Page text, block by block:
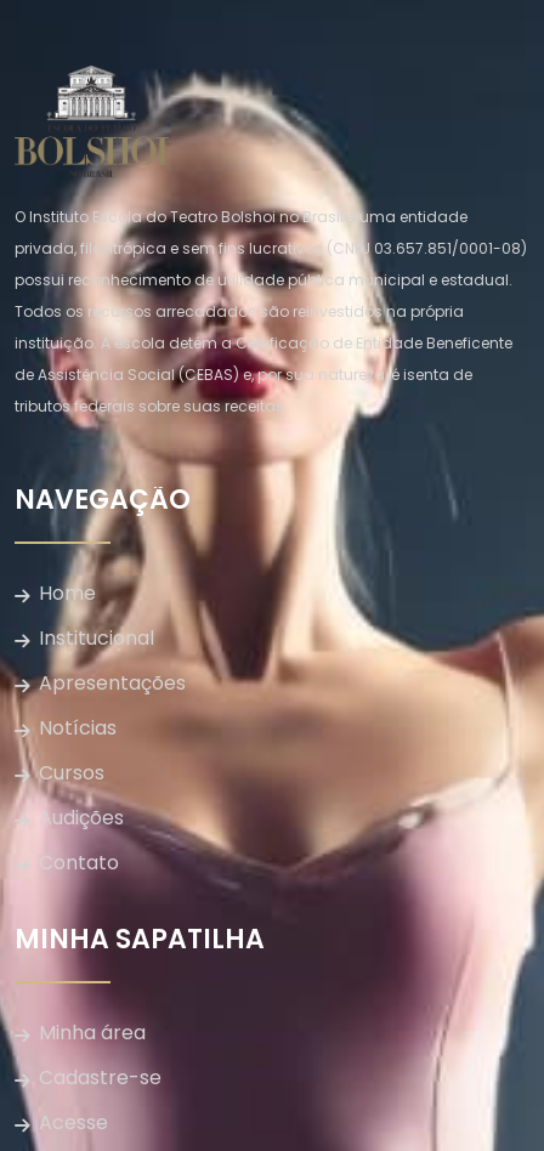
O Instituto Escola do Teatro Bolshoi no Brasil é uma entidade
privada, filantrópica e sem fins lucrativos (CNPJ 03.657.851/0001-08)
possui reconhecimento de utilidade pública municipal e estadual.
Todos os recursos arrecadados são reinvestidos na própria
instituição. A escola detém a Certificação de Entidade Beneficente
de Assistência Social (CEBAS) e, por sua natureza, é isenta de
tributos federais sobre suas receitas.
NAVEGAÇÃO
Home
Institucional
Apresentações
Notícias
Cursos
Audições
Contato
MINHA SAPATILHA
Minha área
Cadastre-se
Acesse